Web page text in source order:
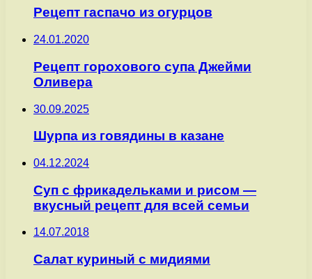
Рецепт гаспачо из огурцов
24.01.2020
Рецепт горохового супа Джейми
Оливера
30.09.2025
Шурпа из говядины в казане
04.12.2024
Суп с фрикадельками и рисом —
вкусный рецепт для всей семьи
14.07.2018
Салат куриный с мидиями